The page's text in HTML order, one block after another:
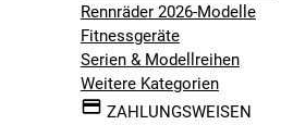
Rennräder 2026-Modelle
Fitnessgeräte
Serien & Modellreihen
Weitere Kategorien
ZAHLUNGSWEISEN